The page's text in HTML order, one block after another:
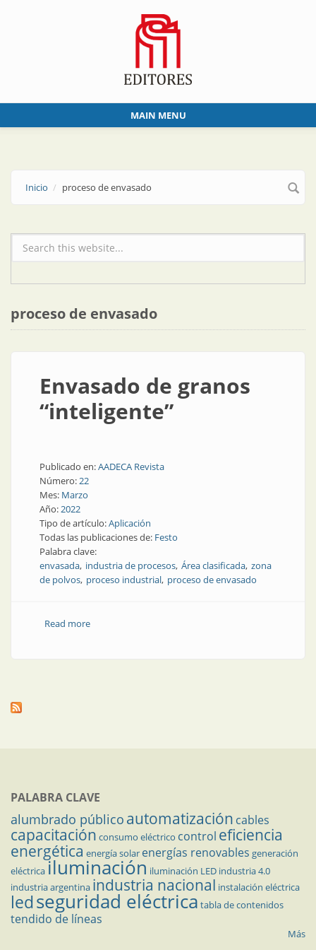
MAIN MENU
Inicio proceso de envasado
Formulario de búsqueda
proceso de envasado
Envasado de granos
“inteligente”
Publicado en:AADECA Revista
Número:22
Mes: Marzo
Año:2022
Tipo de artículo:Aplicación
Todas las publicaciones de: Festo
Palabra clave:
envasada industria de procesos Área clasificada zona
de polvos proceso industrial proceso de envasado
Read moreabout Envasado de granos “inteligente”
PALABRA CLAVE
alumbrado público automatización cables
capacitación consumo eléctrico control eficiencia
energética energía solar energías renovables generación
eléctricailuminación iluminación LED industria 4.0
industria argentina industria nacional instalación eléctrica
ledseguridad eléctrica tabla de contenidos
tendido de líneas
Más